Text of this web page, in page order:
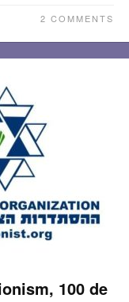
2 COMMENTS
100 de